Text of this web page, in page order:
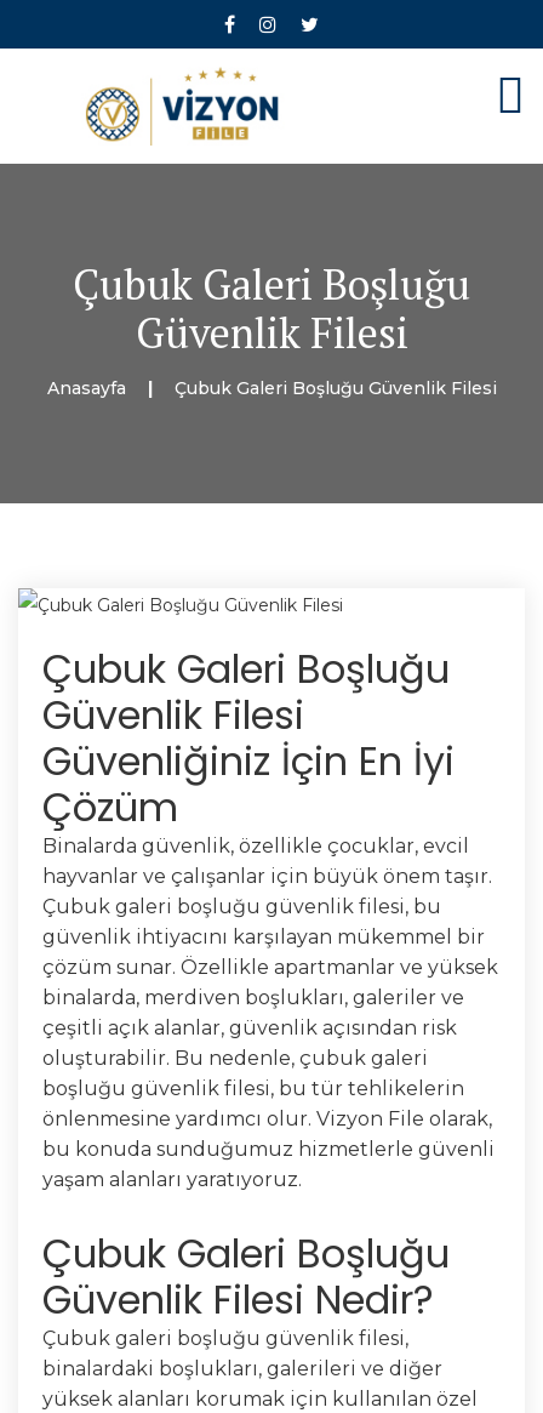
Çubuk Galeri Boşluğu
Güvenlik Filesi
Anasayfa Çubuk Galeri Boşluğu Güvenlik Filesi
Çubuk Galeri Boşluğu
Güvenlik Filesi
Güvenliğiniz İçin En İyi
Çözüm
Binalarda güvenlik, özellikle çocuklar, evcil
hayvanlar ve çalışanlar için büyük önem taşır.
Çubuk galeri boşluğu güvenlik filesi, bu
güvenlik ihtiyacını karşılayan mükemmel bir
çözüm sunar. Özellikle apartmanlar ve yüksek
binalarda, merdiven boşlukları, galeriler ve
çeşitli açık alanlar, güvenlik açısından risk
oluşturabilir. Bu nedenle, çubuk galeri
boşluğu güvenlik filesi, bu tür tehlikelerin
önlenmesine yardımcı olur. Vizyon File olarak,
bu konuda sunduğumuz hizmetlerle güvenli
yaşam alanları yaratıyoruz.
Çubuk Galeri Boşluğu
Güvenlik Filesi Nedir?
Çubuk galeri boşluğu güvenlik filesi,
binalardaki boşlukları, galerileri ve diğer
yüksek alanları korumak için kullanılan özel